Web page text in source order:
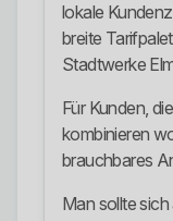
lokale
breite
Stadtwerke
Für Kunden,
kombinieren
brauchbares
Man sollte